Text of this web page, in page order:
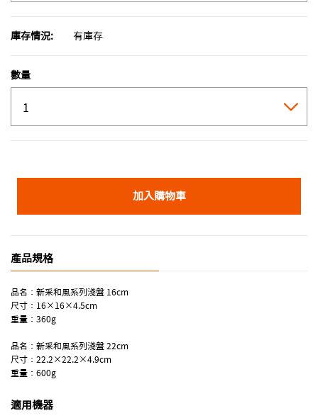
庫存情況: 有庫存
數量
加入購物車
產品規格
品名：新采和風系列淺盤 16cm
尺寸：16×16×4.5cm
重量：360g
品名：新采和風系列淺盤 22cm
尺寸：22.2×22.2×4.9cm
重量：600g
適用機器